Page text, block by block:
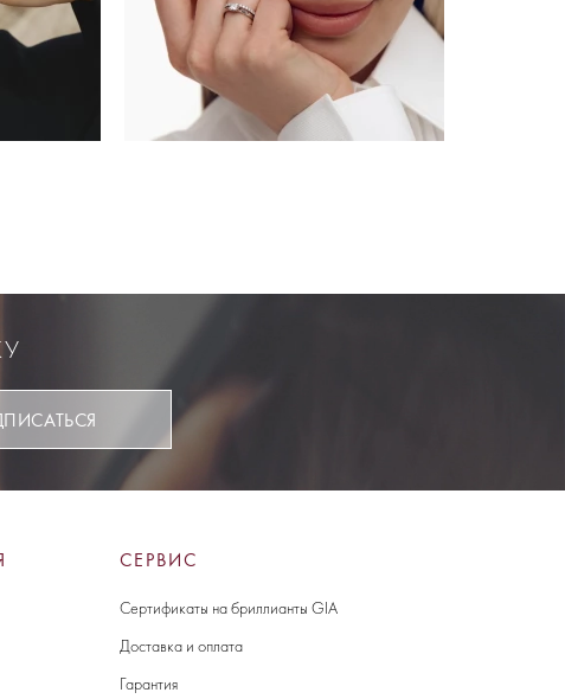
СЕРВИС
Сертификаты на бриллианты GIA
Доставка и оплата
Гарантия